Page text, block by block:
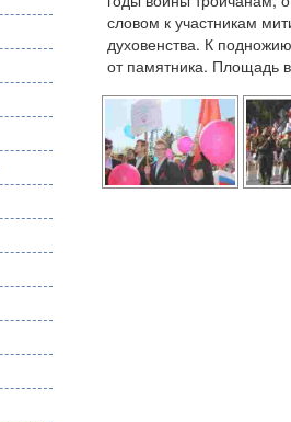
словом к участникам
духовенства. К
от памятника. Площадь